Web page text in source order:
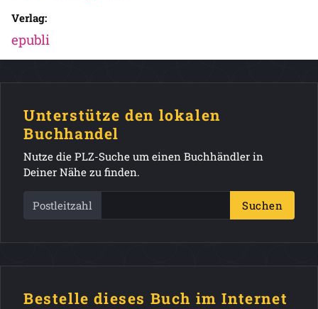
Verlag:
epubli
Unterstütze den lokalen
Buchhandel
Nutze die PLZ-Suche um einen Buchhändler in
Deiner Nähe zu finden.
Postleitzahl Suchen
Bestelle dieses Buch im Internet